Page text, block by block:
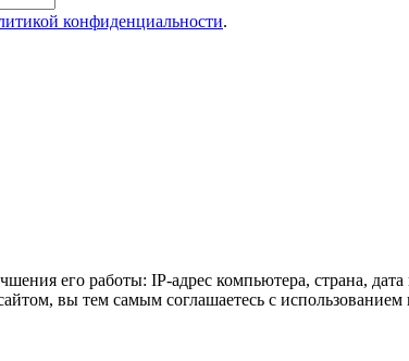
конфиденциальности.
его работы: IP-адрес компьютера, страна,
вы тем самым соглашаетесь с